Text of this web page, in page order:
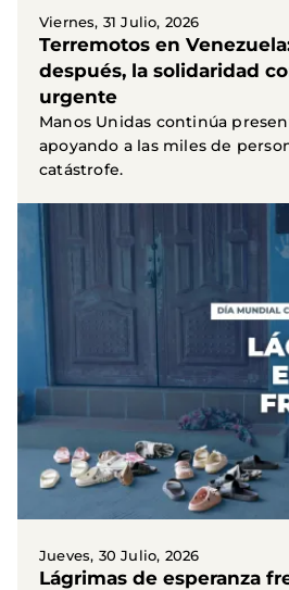
Viernes, 31 Julio, 2026
Terremotos en
después, la solidaridad
urgente
Manos Unidas continúa
apoyando a las miles de
catástrofe.
Jueves, 30 Julio, 2026
Lágrimas de esperanza